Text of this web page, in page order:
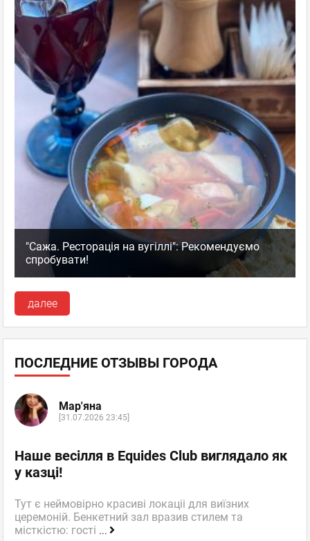
"Сажа. Ресторація на вугіллі": Рекомендуємо
спробувати!
далее
ПОСЛЕДНИЕ ОТЗЫВЫ ГОРОДА
Мар'яна
[31.07.2026 23:45]
Наше весілля в Equides Club виглядало як
у казці!
Тут є неймовірно красиві локаціі для виїзних
церемоній. Бенкетний зал вразив стилем та
місткістю: гості ...